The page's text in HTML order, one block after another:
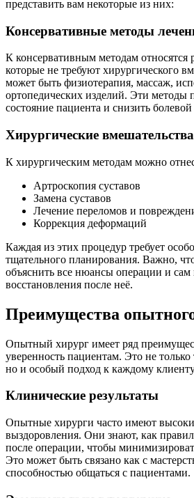
представить вам некоторые из них:
Консервативные методы
К консервативным методам относятся
которые не требуют хирургического
может быть физиотерапия, массаж,
ортопедических изделий. Эти методы
состояние пациента и снизить
Хирургические вмешательства
К хирургическим методам можно
Артроскопия суставов
Замена суставов
Лечение переломов и
Коррекция деформаций
Каждая из этих процедур требует
тщательного планирования. Важно,
объяснить все нюансы операции и сам
восстановления после неё.
Преимущества
Опытный хирург имеет ряд
уверенность пациентам. Это не
но и особый подход к каждому
Клинические результаты
Опытные хирурги часто имеют
выздоровления. Они знают, как
после операции, чтобы
Это может быть связано как с
способностью общаться с пациентами.